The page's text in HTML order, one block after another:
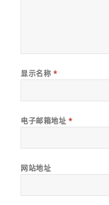
显示名称 *
电子邮箱地址 *
网站地址